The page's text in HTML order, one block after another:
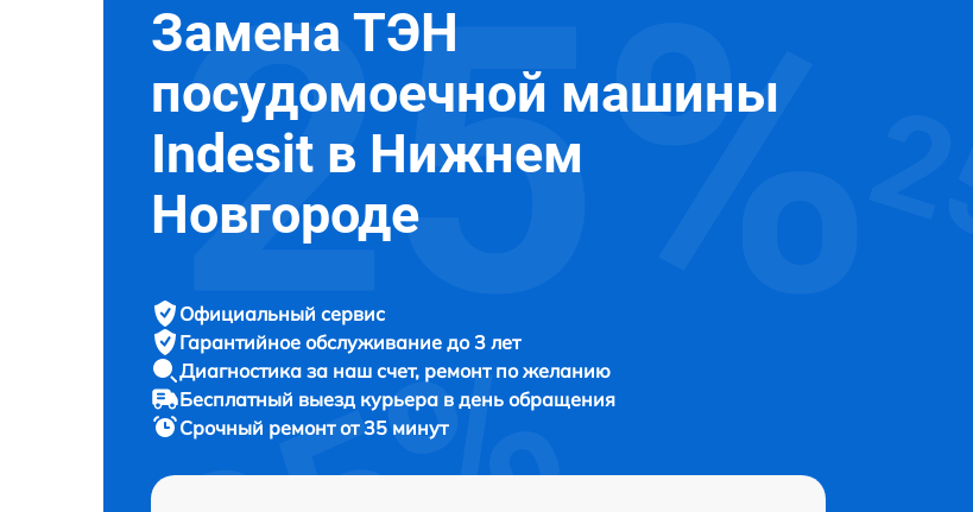
Замена ТЭН
посудомоечной машины
Indesit в Нижнем
Новгороде
Официальный сервис
Гарантийное обслуживание до 3 лет
Диагностика за наш счет, ремонт по желанию
Бесплатный выезд курьера в день обращения
Срочный ремонтот 35 минут